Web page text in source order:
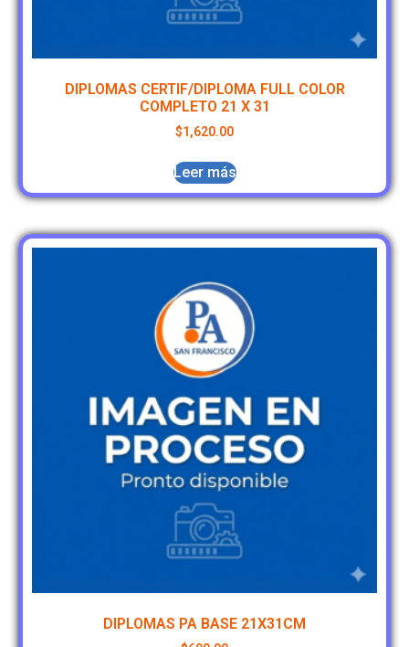
DIPLOMAS CERTIF/DIPLOMA FULL COLOR
COMPLETO 21 X 31
$1,620.00
Leer más
DIPLOMAS PA BASE 21X31CM